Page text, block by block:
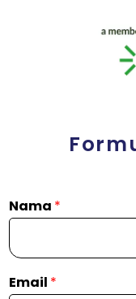
Nama *
Email *